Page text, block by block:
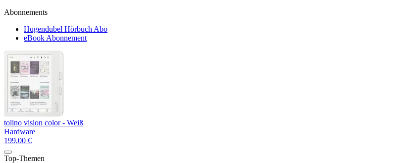
Abonnements
Hugendubel Hörbuch Abo
eBook Abonnement
tolino vision color - Weiß
Hardware
199,00 €
Top-Themen